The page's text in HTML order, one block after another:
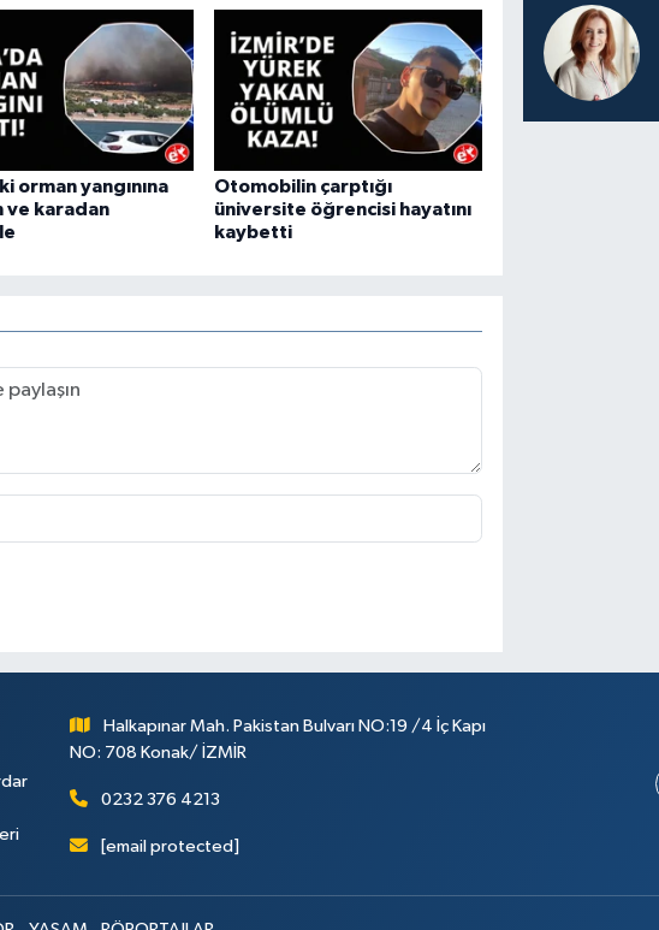
orman yangınına
ve karadan
Otomobilin çarptığı
üniversite öğrencisi hayatını
kaybetti
Halkapınar Mah. Pakistan Bulvarı NO:19 /4 İç Kapı
NO: 708 Konak/ İZMİR
0232 376 4213
[email protected]